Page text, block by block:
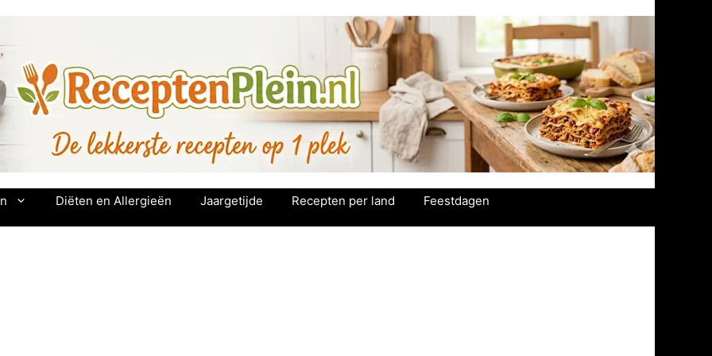
Diëten en Allergieën Jaargetijde Recepten per land Feestdagen